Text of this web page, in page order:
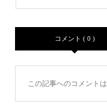
コメント ( 0 )
この記事へのコメントは